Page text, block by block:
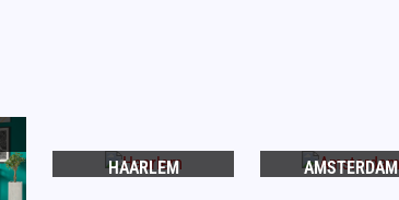
HAARLEM
AMSTERDAM